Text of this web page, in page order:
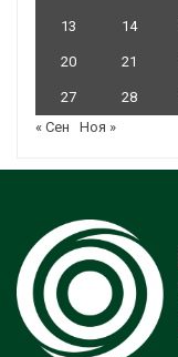
13 14
20 21
27 28
« Сен
Ноя »